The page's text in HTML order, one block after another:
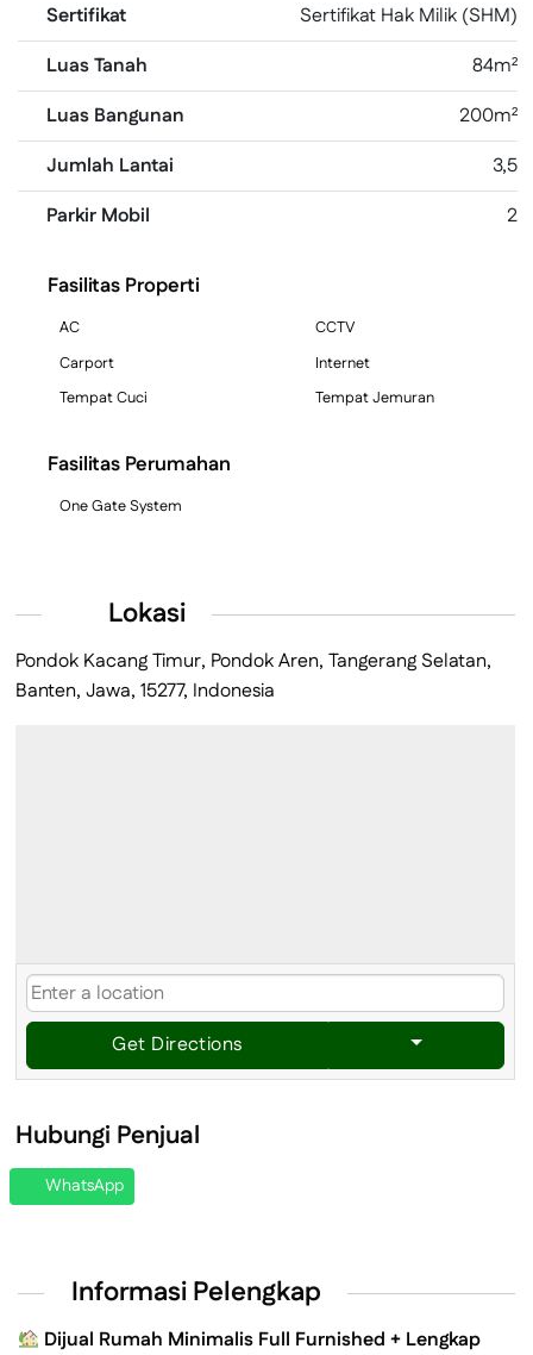
Sertifikat
Sertifikat Hak Milik (SHM)
Luas Tanah
84m²
Luas Bangunan
200m²
Jumlah Lantai
3,5
Parkir Mobil
2
Fasilitas Properti
AC
CCTV
Carport
Internet
Tempat Cuci
Tempat Jemuran
Fasilitas Perumahan
One Gate System
Lokasi
Pondok Kacang Timur, Pondok Aren, Tangerang Selatan,
Banten, Jawa, 15277, Indonesia
Get Directions
Hubungi Penjual
WhatsApp
Informasi Pelengkap
Dijual Rumah Minimalis Full Furnished + Lengkap